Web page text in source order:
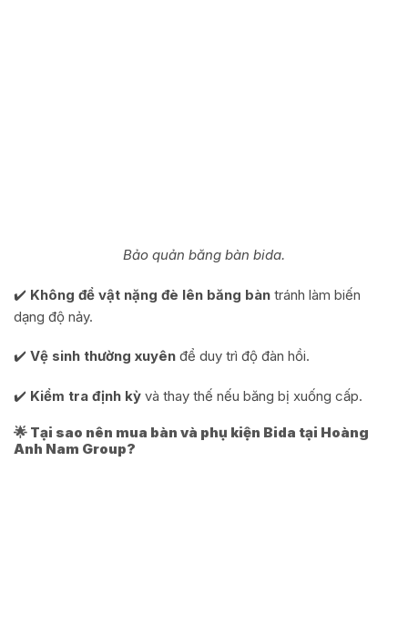
Bảo quản băng bàn bida.
✔️ Không để vật nặng đè lên băng bàn tránh làm biến
dạng độ nảy.
✔️ Vệ sinh thường xuyên để duy trì độ đàn hồi.
✔️ Kiểm tra định kỳ và thay thế nếu băng bị xuống cấp.
🌟 Tại sao nên mua bàn và phụ kiện Bida tại Hoàng
Anh Nam Group?